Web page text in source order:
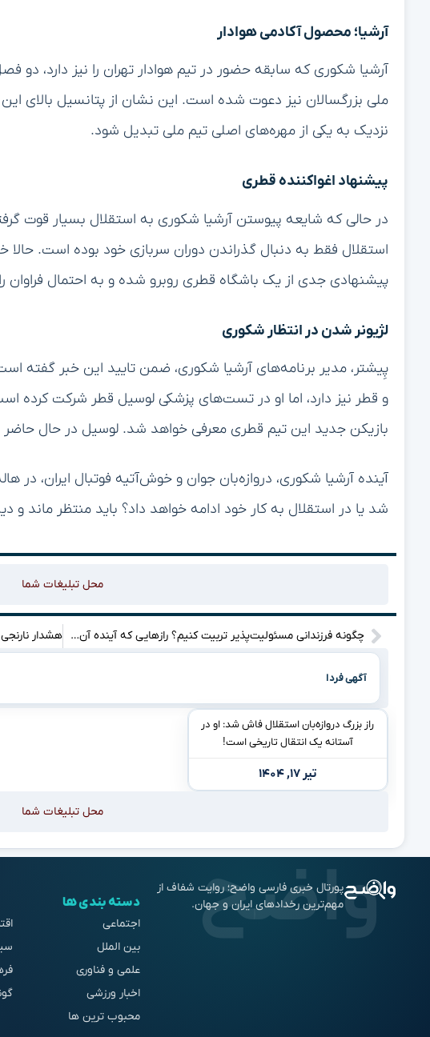
آرشیا؛ محصول آکادمی هوادار
آرشیا شکوری که سابقه حضور در تیم هوادار تهران را نیز دارد، دو
ملی بزرگسالان نیز دعوت شده است. این نشان از پتانسیل بالای این
نزدیک به یکی از مهره‌های اصلی تیم ملی تبدیل شود.
پیشنهاد اغواکننده قطری
در حالی که شایعه پیوستن آرشیا شکوری به استقلال بسیار قوت
استقلال فقط به دنبال گذراندن دوران سربازی خود بوده است. حالا
پیشنهادی جدی از یک باشگاه قطری روبرو شده و به احتمال
لژیونر شدن در انتظار شکوری
پِیشتر، مدیر برنامه‌های آرشیا شکوری، ضمن تایید این خبر گفته
و قطر نیز دارد، اما او در تست‌های پزشکی لوسیل قطر شرکت کرده
بازیکن جدید این تیم قطری معرفی خواهد شد. لوسیل در حال حاضر
آینده آرشیا شکوری، دروازه‌بان جوان و خوش‌آتیه فوتبال ایران، در
شد یا در استقلال به کار خود ادامه خواهد داد؟ باید منتظر ماند
محل تبلیغات شما
چگونه فرزندانی مسئولیت‌پذیر تربیت کنیم؟ رازهایی که آینده آن‌ها را متحول می‌کند
آگهی فردا
راز بزرگ دروازه‌بان استقلال فاش شد: او در
آستانه یک انتقال تاریخی است!
تیر ۱۷, ۱۴۰۴
محل تبلیغات شما
پورتال خبری فارسی واضح؛ روایت شفاف از
مهم‌ترین رخدادهای ایران و جهان.
دسته بندی ها
اجتماعی
بین الملل
علمی و فناوری
اخبار ورزشی
محبوب ترین ها